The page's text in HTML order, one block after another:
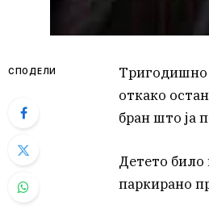
СПОДЕЛИ
Тригодишно
откако
бран што ја
Детето било
паркирано